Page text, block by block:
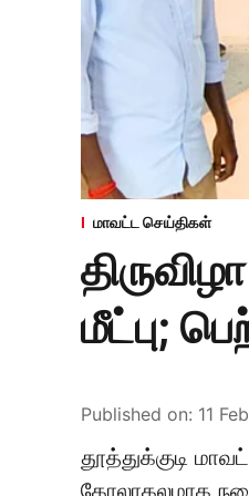
மாவட்ட செய்திகள்
மீட்பு;
Published on: 11
தூத்துக்குடி
கோலாகலமாக